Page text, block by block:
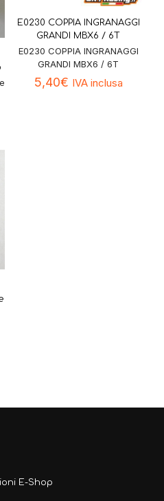
E0230 COPPIA INGRANAGGI
GRANDI MBX6 / 6T
E0230 COPPIA INGRANAGGI
GRANDI MBX6 / 6T
5,40€ IVA inclusa
E-Shop